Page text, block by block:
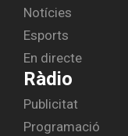
Notícies
Esports
En directe
Ràdio
Publicitat
Programació